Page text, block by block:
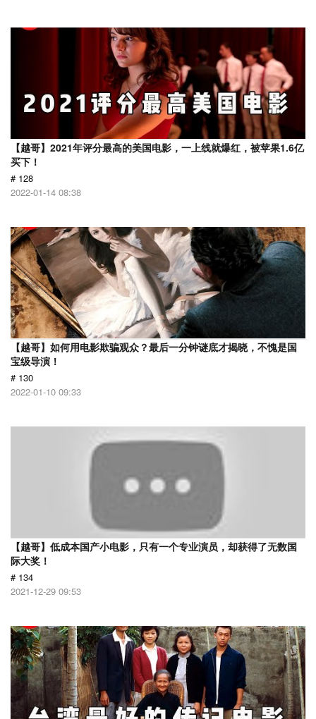
【越哥】2021年评分最高的美国电影，一上线就爆红，被苹果1.6亿
买下！
# 128
2022-01-14 08:38
【越哥】如何用电影欺骗观众？最后一分钟谜底才揭晓，不愧是国
宝级导演！
# 130
2022-01-10 09:33
【越哥】低成本国产小电影，只有一个专业演员，却获得了无数国
际大奖！
# 134
2021-12-29 09:53